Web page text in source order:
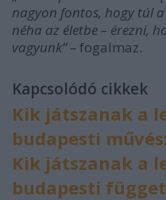
nagyon fontos, hogy túl
néha az életbe – érezni,
vagyunk” –fogalmaz.
Kapcsolódó cikkek
Kik játszanak a
budapesti
Kik játszanak a
budapesti